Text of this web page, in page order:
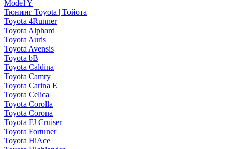
Model Y
Тюнинг Toyota | Тойота
Toyota 4Runner
Toyota Alphard
Toyota Auris
Toyota Avensis
Toyota bB
Toyota Caldina
Toyota Camry
Toyota Carina E
Toyota Celica
Toyota Corolla
Toyota Corona
Toyota FJ Cruiser
Toyota Fortuner
Toyota HiAce